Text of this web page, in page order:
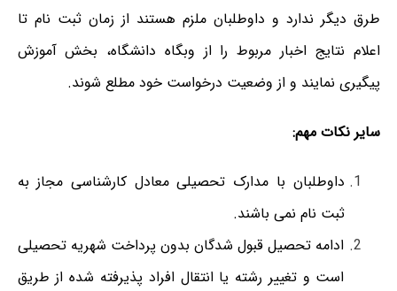
طرق دیگر ندارد و داوطلبان ملزم هستند از زمان ثبت نام تا
اعلام نتایج اخبار مربوط را از وبگاه دانشگاه، بخش آموزش
پیگیری نمایند و از وضعیت درخواست خود مطلع شوند.
سایر نکات مهم:
داوطلبان با مدارک تحصیلی معادل کارشناسی مجاز به
ثبت نام نمی باشند.
ادامه تحصیل قبول شدگان بدون پرداخت شهریه تحصیلی
است و تغییر رشته یا انتقال افراد پذیرفته شده از طریق